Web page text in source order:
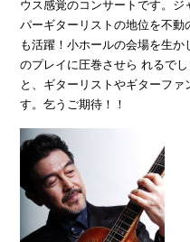
ウス感覚のコンサートです。
パーギターリストの地位を不
も活躍！小ホールの会場を生
のプレイに圧巻させら れるで
と、ギターリストやギターフ
す。乞うご期待！！